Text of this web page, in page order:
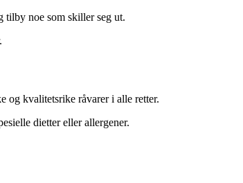
tilby noe som skiller seg ut.
og kvalitetsrike råvarer i alle retter.
dietter eller allergener.